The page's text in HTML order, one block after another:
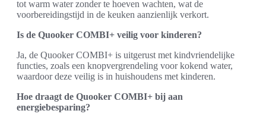
tot warm water zonder te hoeven wachten, wat de
voorbereidingstijd in de keuken aanzienlijk verkort.
Is de Quooker COMBI+ veilig voor kinderen?
Ja, de Quooker COMBI+ is uitgerust met kindvriendelijke
functies, zoals een knopvergrendeling voor kokend water,
waardoor deze veilig is in huishoudens met kinderen.
Hoe draagt de Quooker COMBI+ bij aan
energiebesparing?